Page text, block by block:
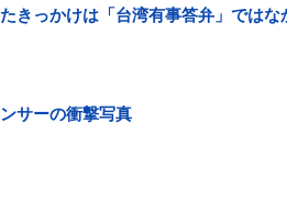
きっかけは「台湾有事答弁」ではな
サーの衝撃写真